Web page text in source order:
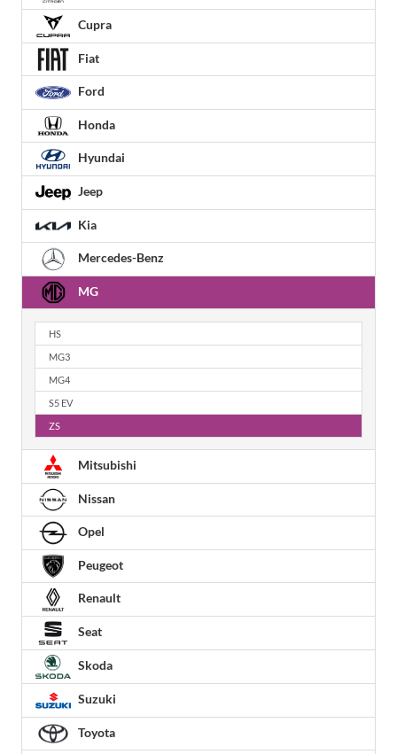
Cupra
Fiat
Ford
Honda
Hyundai
Jeep
Kia
Mercedes-Benz
MG
HS
MG3
MG4
S5 EV
ZS
Mitsubishi
Nissan
Opel
Peugeot
Renault
Seat
Skoda
Suzuki
Toyota